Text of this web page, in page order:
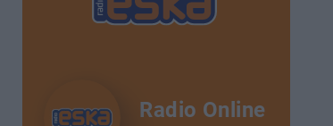
Radio Online